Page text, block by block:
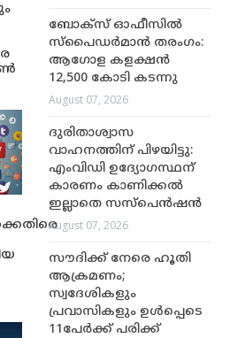
ബോക്സ് ഓഫീസിൽ
സ്പൈഡർമാൻ തരംഗം:
ആഗോള കളക്ഷൻ
12,500 കോടി കടന്നു
August 07, 2026
ദുരിതാശ്വാസ
വാഹനത്തിന് പിഴയിട്ടു:
എംവിഡി ഉദ്യോഗസ്ഥന്
കാരണം കാണിക്കൽ
ഇല്ലാതെ സസ്‌പെൻഷൻ
August 07, 2026
സൗദിക്ക് നേരെ ഹൂതി
ആക്രമണം;
സ്വദേശികളും
പ്രവാസികളും ഉൾപ്പെടെ
11പേർക്ക് പരിക്ക്